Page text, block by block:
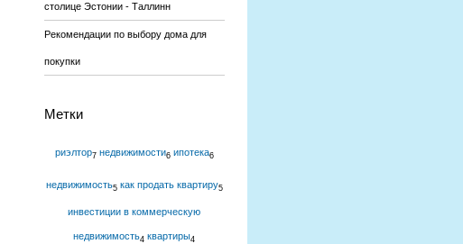
столице Эстонии - Таллинн
Рекомендации по выбору дома для
покупки
Метки
риэлтор7 недвижимости6 ипотека6
недвижимость5 как продать квартиру5
инвестиции в коммерческую
недвижимость4 квартиры4